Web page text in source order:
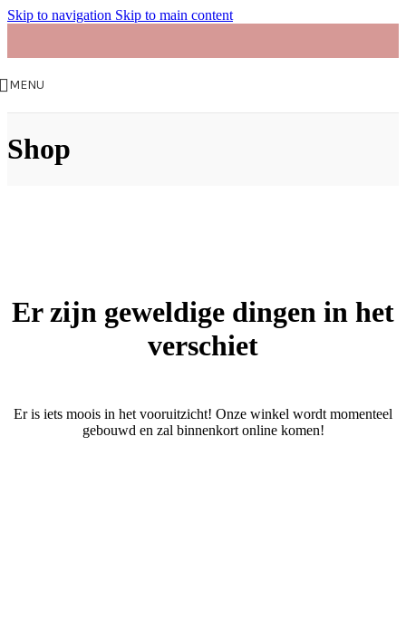
Skip to navigation Skip to main content
MENU
Shop
Er zijn geweldige dingen in het
verschiet
Er is iets moois in het vooruitzicht! Onze winkel wordt momenteel
gebouwd en zal binnenkort online komen!